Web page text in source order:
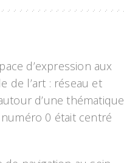
d’expression aux
de l’art : réseau et
d’une thématique
0 était centré